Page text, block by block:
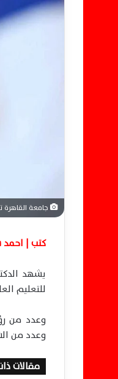
جامعة القاهرة
كتب |
يشهد
للتعليم
وعدد من
وعدد من
مقالات